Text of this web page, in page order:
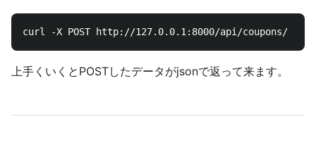
上手くいくとPOSTしたデータがjsonで返って来ます。